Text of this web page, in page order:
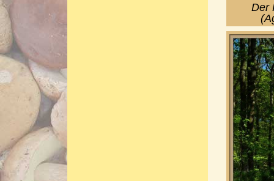
Der